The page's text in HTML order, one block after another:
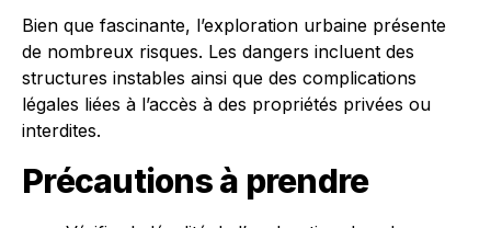
Bien que fascinante, l’exploration urbaine présente
de nombreux risques. Les dangers incluent des
structures instables ainsi que des complications
légales liées à l’accès à des propriétés privées ou
interdites.
Précautions à prendre